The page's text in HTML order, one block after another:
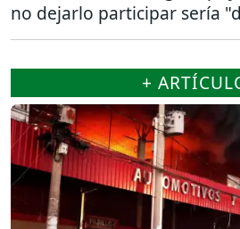
no dejarlo participar sería
+